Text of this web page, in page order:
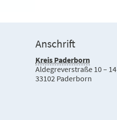
Anschrift
Kreis Paderborn
Aldegreverstraße 10 – 14
33102 Paderborn